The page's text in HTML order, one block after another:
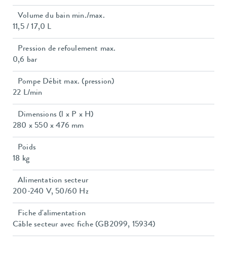
Volume du bain min./max.
11,5 / 17,0 L
Pression de refoulement max.
0,6 bar
Pompe Débit max. (pression)
22 L/min
Dimensions (l x P x H)
280 x 550 x 476 mm
Poids
18 kg
Alimentation secteur
200-240 V, 50/60 Hz
Fiche d'alimentation
Câble secteur avec fiche (GB2099, 15934)